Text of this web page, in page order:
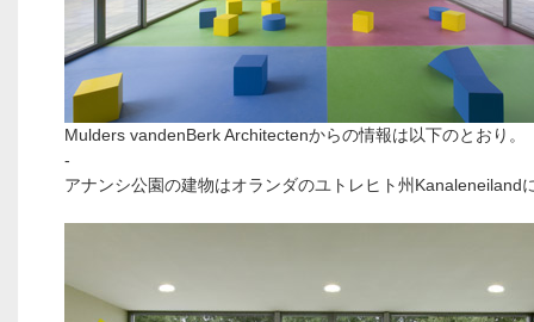
Mulders vandenBerk Architectenからの情報は以下のとおり。
-
アナンシ公園の建物はオランダのユトレヒト州Kanaleneiland